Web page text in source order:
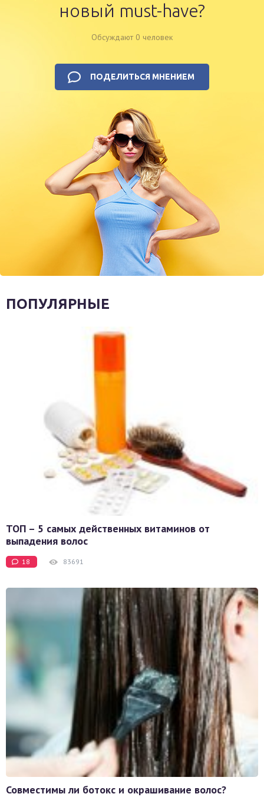
новый must-have?
Обсуждают 0 человек
ПОДЕЛИТЬСЯ МНЕНИЕМ
ПОПУЛЯРНЫЕ
ТОП – 5 самых действенных витаминов от
выпадения волос
18 83691
Совместимы ли ботокс и окрашивание волос?